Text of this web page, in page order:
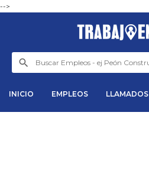
-->
INICIO EMPLEOS LLAMADOS